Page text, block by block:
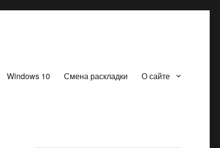
Windows 10 Смена раскладки О сайте